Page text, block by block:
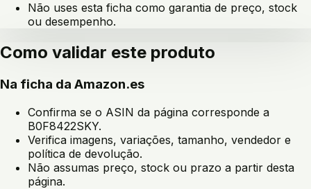
Não uses esta ficha como garantia de preço, stock
ou desempenho.
Como validar este produto
Na ficha da Amazon.es
Confirma se o ASIN da página corresponde a
B0F8422SKY.
Verifica imagens, variações, tamanho, vendedor e
política de devolução.
Não assumas preço, stock ou prazo a partir desta
página.